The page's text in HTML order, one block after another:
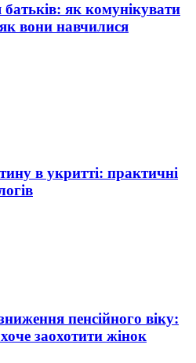
як комунікувати
вони навчилися
в укритті: практичні
пенсійного віку:
заохотити жінок